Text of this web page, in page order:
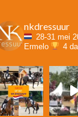
nkdressuur
28-31 mei
Ermelo
4